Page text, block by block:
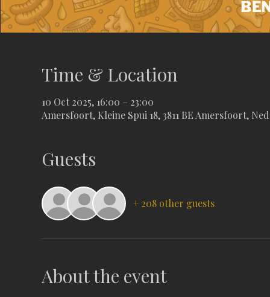
Time & Location
10 Oct 2025, 16:00 – 23:00
Amersfoort, Kleine Spui 18, 3811 BE Amersfoort,
Guests
+ 208 other guests
About the event